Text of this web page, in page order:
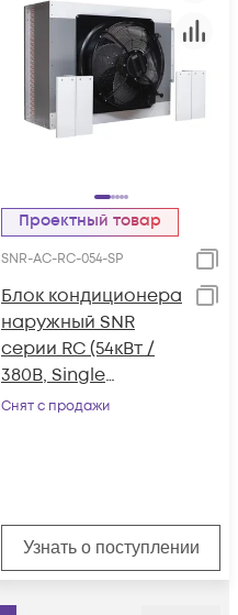
Проектный товар
SNR-AC-RC-054-SP
Блок кондиционера
наружный SNR
серии RC (54кВт /
380В, Single
Refrigeration
Снят с продажи
Узнать о поступлении